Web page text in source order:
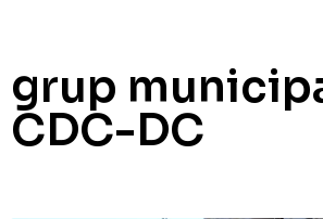
grup
CDC-DC